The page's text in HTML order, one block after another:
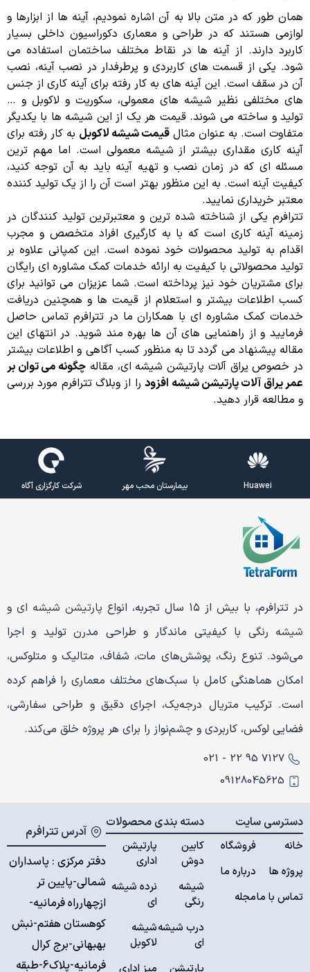
همان طور که در متن بالا به آن اشاره نمودیم، آینه ها از ابزارها و
لوازمی هستند که در طراحی و معماری دکوراسیون داخلی بسیار
کاربرد دارند. از آینه ها در نقاط مختلف ساختمان استفاده می
شود. یکی از قسمت های کاربردی و پرطرفدار در نصب آینه، نصب
آن در سقف است. این آینه های به کار رفته برای آینه کاری از جنس
های مختلفی نظیر شیشه های معمولی، سکوریت و لاکوبل و …
تولید و ساخته می شوند. قیمت هر یک از این شیشه ها با یکدیگر
متفاوت است. به عنوان مثال قیمت شیشه لاکوبل به کار رفته برای
آینه کاری مقداری بیشتر از شیشه معمولی است. اما مهم ترین
مسئله ای که در زمان نصب و تهیه آینه باید به آن توجه کنید،
کیفیت آینه است. به این منظور بهتر است آن را از یک تولید کننده
معتبر خریداری نمایید.
تترافرم یکی از شناخته شده ترین و معتبرترین تولید کنندگان در
زمینه آینه کاری است که با به کارگیری افراد متخصص و مجرب
اقدام به تولید محصولات خود نموده است. این کمپانی علاوه بر
تولید محصولاتی با کیفیت به ارائه خدمات کمک مشاوره ای رایگان
برای مشتریان خود نیز پرداخته است. شما عزیزان می توانید برای
کسب اطلاعات بیشتر و استعلام از قیمت ها و همچنین دریافت
خدمات کمک مشاوره ای با همکاران ما در تترافرم تماس حاصل
فرمایید و از راهنمایی های آن ها بهره مند شوید. در انتهای این
مقاله پیشنهاد می گردد تا به منظور کسب آگاهی و اطلاعات بیشتر
در خصوص یراق آلات پارتیشن شیشه ای، مقاله چگونه می توان بر
عمر یراق آلات پارتیشن شیشه افزودرا از وبلاگ تترافرم مورد بررسی
و مطالعه قرار دهید.
شرکت کارگزاری آگاه بیمارستان محب مهر Huawei
در تترافرم، با بیش از ۱۵ سال تجربه، انواع پارتیشن شیشه ای و
شیشه رنگی با کیفیتی ماندگار و طراحی مدرن تولید و اجرا
می‌شود. تنوع رنگ، پوشش‌های مات، شفاف، متالیک و متلوکس،
امکان هماهنگی کامل با سبک‌های مختلف معماری را فراهم کرده
است. ترکیب متریال درجه‌یک، اجرای دقیق و طراحی سفارشی،
فضایی لوکس، کاربردی و چشم‌نواز را برای هر پروژه خلق می‌کند.
7127 95 22 - 021
09128045625
دسترسی سایت
خانه
پروژه ها
تماس با ما
فروشگاه
درباره ما
مجله
دسته بندی محصولات
کابین
دوش
شیشه
رنگی
درب شیشه
ای
پارتیشن
اداری
نرده شیشه
ای
شیشه
لاکوبل
آدرس تترافرم
دفتر مرکزی : پاسداران
شمالی-پایین تر
ازچهارراه فرمانیه-
کوهستان هفتم-نبش
بهبهانی-برج کرال
فرمانیه-پلاک6-طبقه